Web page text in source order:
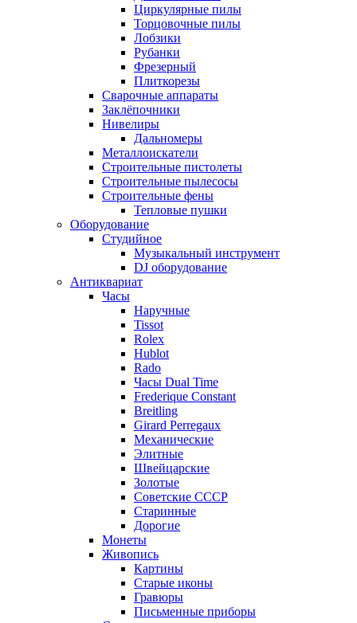
Циркулярные пилы
Торцовочные пилы
Лобзики
Рубанки
Фрезерный
Плиткорезы
Сварочные аппараты
Заклёпочники
Нивелиры
Дальномеры
Металлоискатели
Строительные пистолеты
Строительные пылесосы
Строительные фены
Тепловые пушки
Оборудование
Студийное
Музыкальный инструмент
DJ оборудование
Антиквариат
Часы
Наручные
Tissot
Rolex
Hublot
Rado
Часы Dual Time
Frederique Constant
Breitling
Girard Perregaux
Механические
Элитные
Швейцарские
Золотые
Советские СССР
Старинные
Дорогие
Монеты
Живопись
Картины
Старые иконы
Гравюры
Письменные приборы